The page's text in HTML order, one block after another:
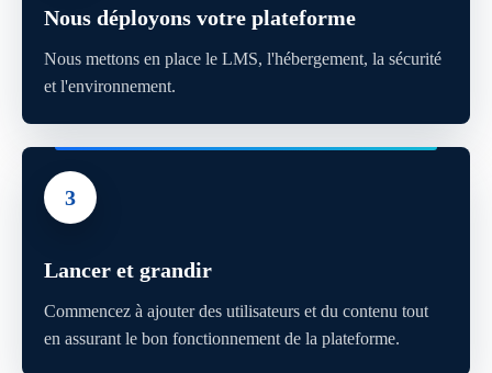
Nous déployons votre plateforme
Nous mettons en place le LMS, l'hébergement, la sécurité
et l'environnement.
3
Lancer et grandir
Commencez à ajouter des utilisateurs et du contenu tout
en assurant le bon fonctionnement de la plateforme.